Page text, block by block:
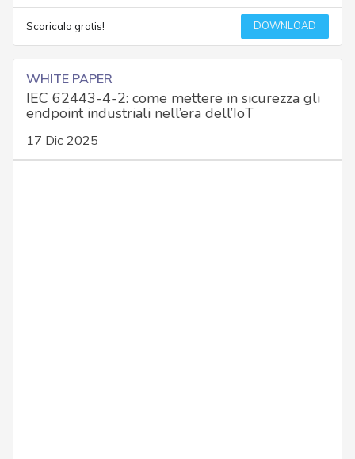
Scaricalo gratis! DOWNLOAD
WHITE PAPER
IEC 62443-4-2: come mettere in sicurezza gli
endpoint industriali nell’era dell’IoT
17 Dic 2025